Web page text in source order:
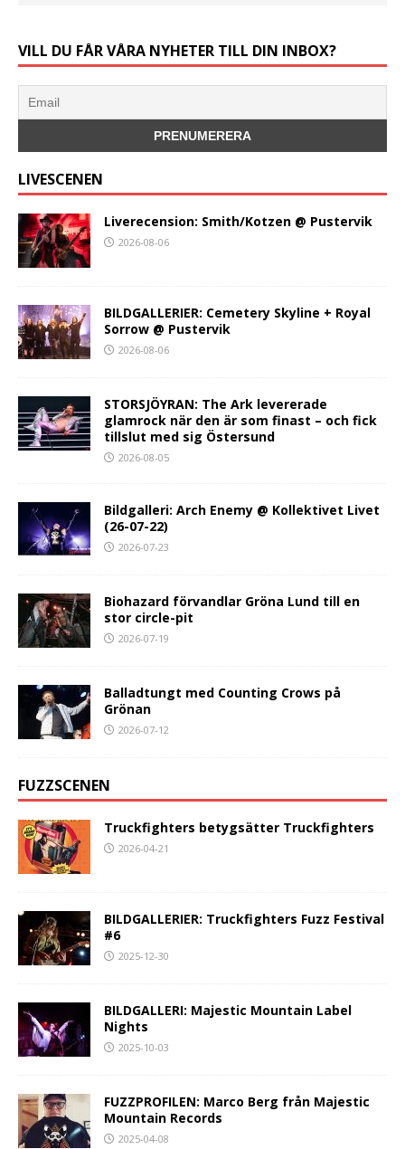
VILL DU FÅR VÅRA NYHETER TILL DIN INBOX?
LIVESCENEN
Liverecension: Smith/Kotzen @ Pustervik
2026-08-06
BILDGALLERIER: Cemetery Skyline + Royal
Sorrow @ Pustervik
2026-08-06
STORSJÖYRAN: The Ark levererade
glamrock när den är som finast – och fick
tillslut med sig Östersund
2026-08-05
Bildgalleri: Arch Enemy @ Kollektivet Livet
(26-07-22)
2026-07-23
Biohazard förvandlar Gröna Lund till en
stor circle-pit
2026-07-19
Balladtungt med Counting Crows på
Grönan
2026-07-12
FUZZSCENEN
Truckfighters betygsätter Truckfighters
2026-04-21
BILDGALLERIER: Truckfighters Fuzz Festival
#6
2025-12-30
BILDGALLERI: Majestic Mountain Label
Nights
2025-10-03
FUZZPROFILEN: Marco Berg från Majestic
Mountain Records
2025-04-08